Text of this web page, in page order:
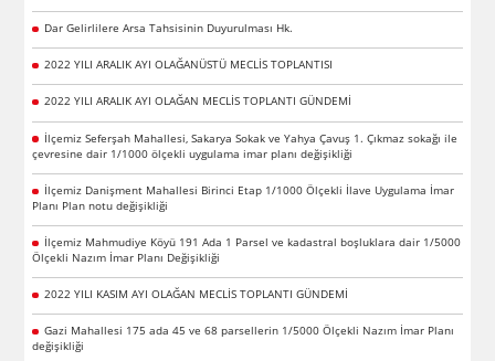
Dar Gelirlilere Arsa Tahsisinin Duyurulması Hk.
2022 YILI ARALIK AYI OLAĞANÜSTÜ MECLİS TOPLANTISI
2022 YILI ARALIK AYI OLAĞAN MECLİS TOPLANTI GÜNDEMİ
İlçemiz Seferşah Mahallesi, Sakarya Sokak ve Yahya Çavuş 1. Çıkmaz sokağı ile
çevresine dair 1/1000 ölçekli uygulama imar planı değişikliği
İlçemiz Danişment Mahallesi Birinci Etap 1/1000 Ölçekli İlave Uygulama İmar
Planı Plan notu değişikliği
İlçemiz Mahmudiye Köyü 191 Ada 1 Parsel ve kadastral boşluklara dair 1/5000
Ölçekli Nazım İmar Planı Değişikliği
2022 YILI KASIM AYI OLAĞAN MECLİS TOPLANTI GÜNDEMİ
Gazi Mahallesi 175 ada 45 ve 68 parsellerin 1/5000 Ölçekli Nazım İmar Planı
değişikliği